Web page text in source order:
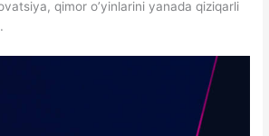
qimor o’yinlarini yanada qiziqarli